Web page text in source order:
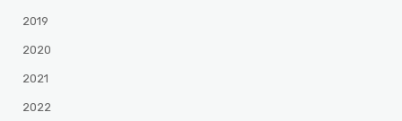
2019
2020
2021
2022